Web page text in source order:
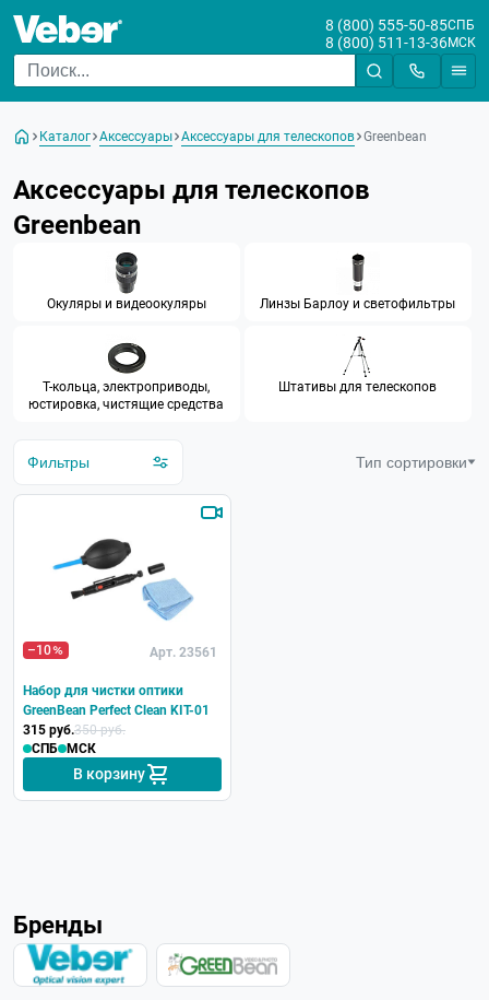
8 (800) 555-50-85СПБ
8 (800) 511-13-36МСК
Каталог Аксессуары Аксессуары для телескопов Greenbean
Аксессуары для телескопов
Greenbean
Окуляры и видеоокуляры Линзы Барлоу и светофильтры
Т-кольца, электроприводы,
юстировка, чистящие средства
Штативы для телескопов
Цена
От
До
Бренд
Veber
Фильтры Тип сортировки
–10 Арт. 23561
Набор для чистки оптики
GreenBean Perfect Clean KIT-01
315 руб.350 руб.
СПБ
МСК
В корзину
Бренды